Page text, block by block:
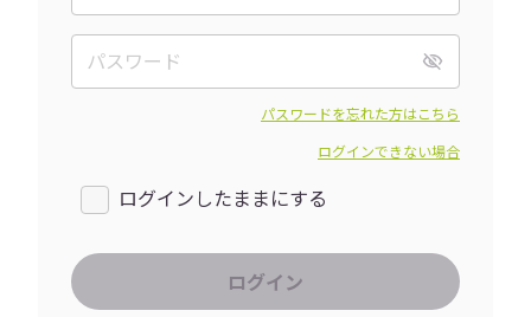
パスワードを忘れた方はこちら
ログインできない場合
ログインしたままにする